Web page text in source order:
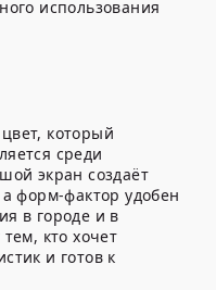
использования
который
среди
экран создаёт
форм-фактор удобен
в городе и в
кто хочет
и готов к